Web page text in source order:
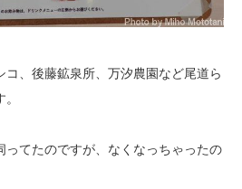
コ、後藤鉱泉所、万汐農園など尾道ら
ってたのですが、なくなっちゃったの